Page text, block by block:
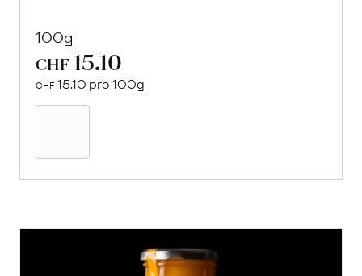
100g
CHF 15.10
CHF 15.10 pro 100g